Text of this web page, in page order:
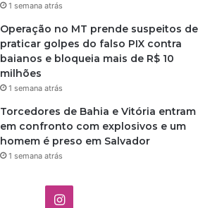
1 semana atrás
Operação no MT prende suspeitos de
praticar golpes do falso PIX contra
baianos e bloqueia mais de R$ 10
milhões
1 semana atrás
Torcedores de Bahia e Vitória entram
em confronto com explosivos e um
homem é preso em Salvador
1 semana atrás
I